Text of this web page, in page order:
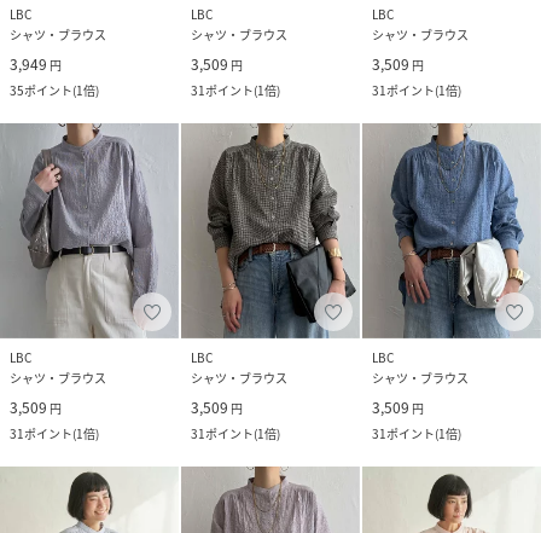
LBC
シャツ・ブラウス
3,949 円
35ポイント(1倍)
LBC
シャツ・ブラウス
3,509 円
31ポイント(1倍)
LBC
シャツ・ブラウス
3,509 円
31ポイント(1倍)
LBC
シャツ・ブラウス
3,509 円
31ポイント(1倍)
LBC
シャツ・ブラウス
3,509 円
31ポイント(1倍)
LBC
シャツ・ブラウス
3,509 円
31ポイント(1倍)